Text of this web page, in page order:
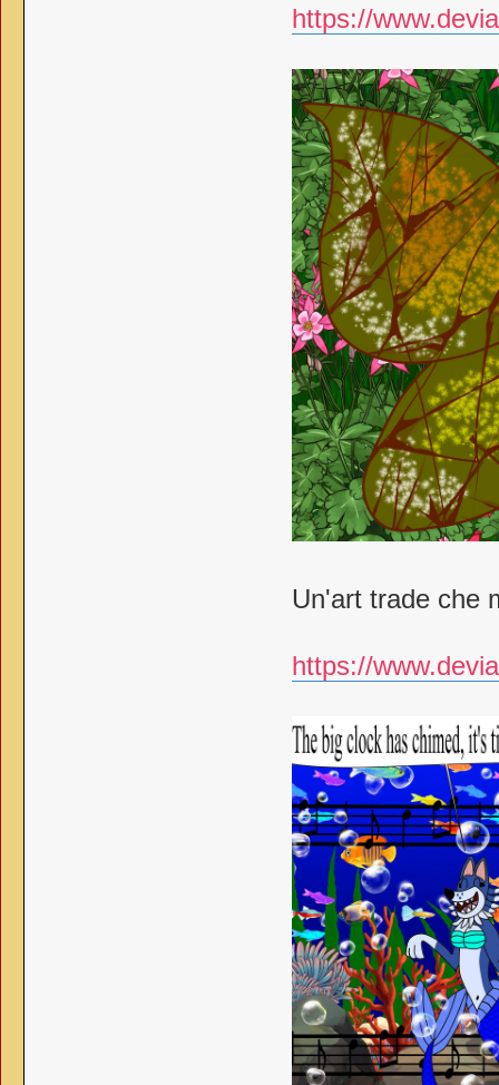
https://
Un'art trade che
https://